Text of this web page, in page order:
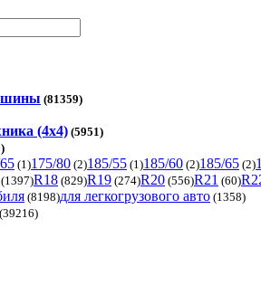
(81359)
(4x4) (5951)
(1)175/80 (2)185/55 (1)185/60 (2)185/65 (2)
(1397)R18 (829)R19 (274)R20 (556)R21 (60)
(8198)для легкогрузового авто (1358)
(39216)